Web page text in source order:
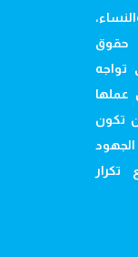
حقوق
تواجه
عملها
تكون
الجهود
تكرار